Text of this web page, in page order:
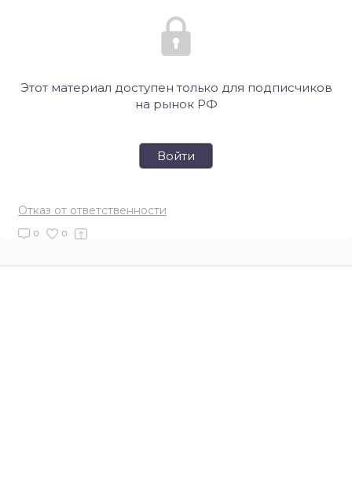
Этот материал доступен только для подписчиков
на рынок РФ
Войти
Отказ от ответственности
0 0